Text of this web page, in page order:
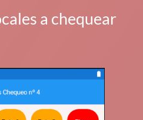
a chequear